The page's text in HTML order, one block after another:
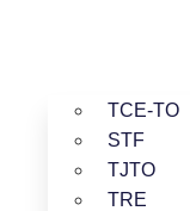
TCE-TO
STF
TJTO
TRE